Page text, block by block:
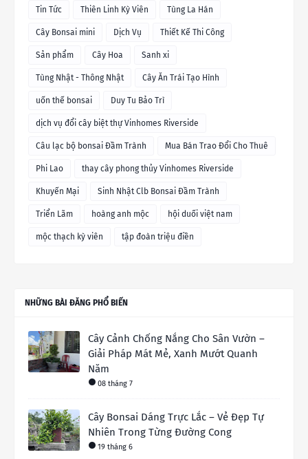
Tin Tức Thiên Linh Kỳ Viên Tùng La Hán
Cây Bonsai mini Dịch Vụ Thiết Kế Thi Công
Sản phẩm Cây Hoa Sanh xi
Tùng Nhật - Thông Nhật Cây Ăn Trái Tạo Hình
uốn thế bonsai Duy Tu Bảo Trì
dịch vụ đổi cây biệt thự Vinhomes Riverside
Câu lạc bộ bonsai Đầm Trành Mua Bán Trao Đổi Cho Thuê
Phi Lao thay cây phong thủy Vinhomes Riverside
Khuyến Mại Sinh Nhật Clb Bonsai Đầm Trành
Triển Lãm hoàng anh mộc hội duối việt nam
mộc thạch kỳ viên tập đoàn triệu điền
NHỮNG BÀI ĐĂNG PHỔ BIẾN
Cây Cảnh Chống Nắng Cho Sân Vườn –
Giải Pháp Mát Mẻ, Xanh Mướt Quanh
Năm
08 tháng 7
Cây Bonsai Dáng Trực Lắc – Vẻ Đẹp Tự
Nhiên Trong Từng Đường Cong
19 tháng 6